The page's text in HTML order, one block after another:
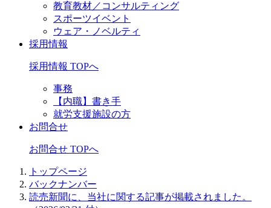
教育教材／コンサルティング
スポーツイベント
ウェア・ノベルティ
採用情報
採用情報 TOPへ
事務
【内職】書き手
就労支援施設の方
お問合せ
お問合せ TOPへ
トップページ
バックナンバー
読売新聞に、当社に関する記事が掲載されました。